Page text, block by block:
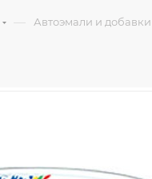
— Автоэмали и добавки